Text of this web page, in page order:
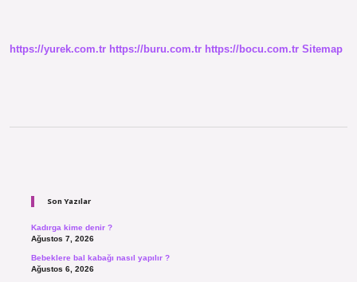
https://yurek.com.tr https://buru.com.tr https://bocu.com.tr Sitemap
Son Yazılar
Kadırga kime denir ?
Ağustos 7, 2026
Bebeklere bal kabağı nasıl yapılır ?
Ağustos 6, 2026